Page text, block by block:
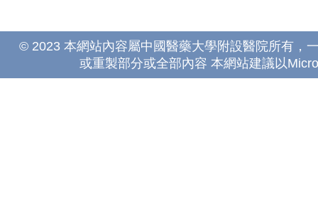
© 2023 本網站內容屬中國醫藥大學附設醫院所有，
或重製部分或全部內容 本網站建議以